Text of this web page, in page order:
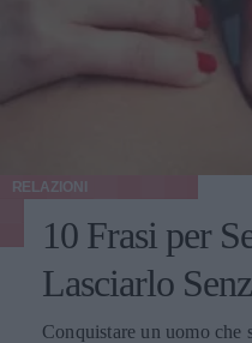
RELAZIONI
10 Frasi per
Lasciarlo
Conquistare un uomo che